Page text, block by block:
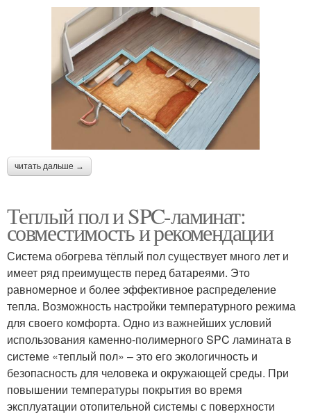
читать дальше →
Теплый пол и SPC-ламинат:
совместимость и рекомендации
Система обогрева тёплый пол существует много лет и
имеет ряд преимуществ перед батареями. Это
равномерное и более эффективное распределение
тепла. Возможность настройки температурного режима
для своего комфорта. Одно из важнейших условий
использования каменно-полимерного SPC ламината в
системе «теплый пол» – это его экологичность и
безопасность для человека и окружающей среды. При
повышении температуры покрытия во время
эксплуатации отопительной системы с поверхности